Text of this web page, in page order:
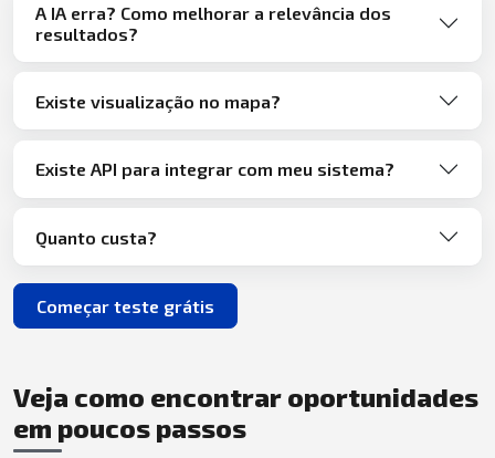
A IA erra? Como melhorar a relevância dos
resultados?
Existe visualização no mapa?
Existe API para integrar com meu sistema?
Quanto custa?
Começar teste grátis
Veja como encontrar oportunidades
em poucos passos